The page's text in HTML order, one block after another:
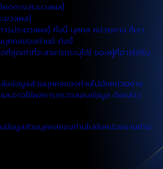
ยดการประมวลผล]
มวลผล]
ารประมวลผล] ทั้งนี้ บุคคล หน่วยงาน ที่เรา
บุคคลของท่านมี ดังนี้
ที่สุดเท่าที่จะสามารถระบุได้) ของผู้ที่อาจได้รับ
งข้อมูลส่วนบุคคลของท่านไปยังหน่วยงาน
ะอาจใช้ผลการตรวจสอบข้อมูล ดังกล่าว
นข้อมูลส่วนบุคคลของท่านไปยังหน่วยงานต่าง